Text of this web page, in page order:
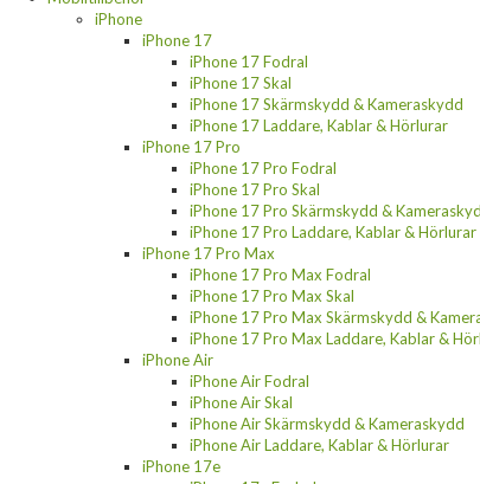
iPhone
iPhone 17
iPhone 17 Fodral
iPhone 17 Skal
iPhone 17 Skärmskydd & Kameraskydd
iPhone 17 Laddare, Kablar & Hörlurar
iPhone 17 Pro
iPhone 17 Pro Fodral
iPhone 17 Pro Skal
iPhone 17 Pro Skärmskydd &
iPhone 17 Pro Laddare, Kablar & Hörlurar
iPhone 17 Pro Max
iPhone 17 Pro Max Fodral
iPhone 17 Pro Max Skal
iPhone 17 Pro Max Skärmskydd &
iPhone 17 Pro Max Laddare, Kablar &
iPhone Air
iPhone Air Fodral
iPhone Air Skal
iPhone Air Skärmskydd & Kameraskydd
iPhone Air Laddare, Kablar & Hörlurar
iPhone 17e